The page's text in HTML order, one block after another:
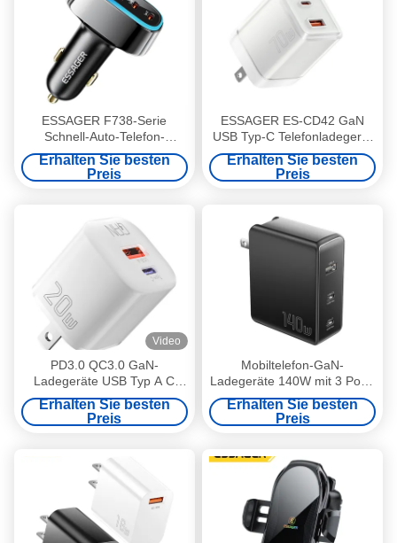
ESSAGER F738-Serie
Schnell-Auto-Telefon-
Ladegerät 70W mit 4 Ports 2
USB A 2 USB C
Erhalten Sie besten
Preis
ESSAGER ES-CD42 GaN
USB Typ-C Telefonladegerät
70W
Erhalten Sie besten
Preis
Video
PD3.0 QC3.0 GaN-
Ladegeräte USB Typ A C
USB C Telefonladegerät 20W
ES-CD31 Serie
Erhalten Sie besten
Preis
Mobiltelefon-GaN-
Ladegeräte 140W mit 3 Ports
in 1 USB A 2 Typ C PST-
140C2A-LB-GAN-Serie
Erhalten Sie besten
Preis